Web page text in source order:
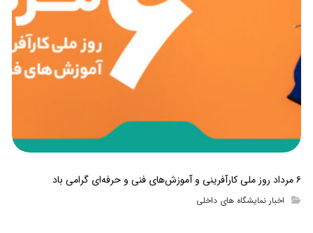
۶ مرداد روز ملی کارآفرینی و آموزش‌های فنی و حرفه‌ای گرامی باد
اخبار نمایشگاه های داخلی